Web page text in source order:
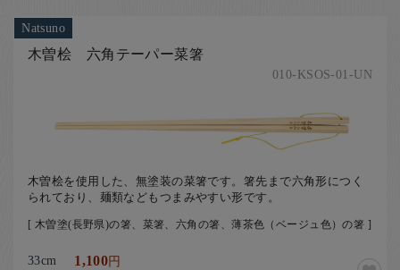
Natsuno
木曽桧 六角テーパー菜箸
010-KSOS-01-UN
木曽桧を使用した、無塗装の菜箸です。箸先まで六角形につく
られており、麺類などもつまみやすい形です。
[ 木曽塗(長野県)の箸、菜箸、六角の箸、薄茶色（ベージュ色）の箸 ]
33cm 1,100円